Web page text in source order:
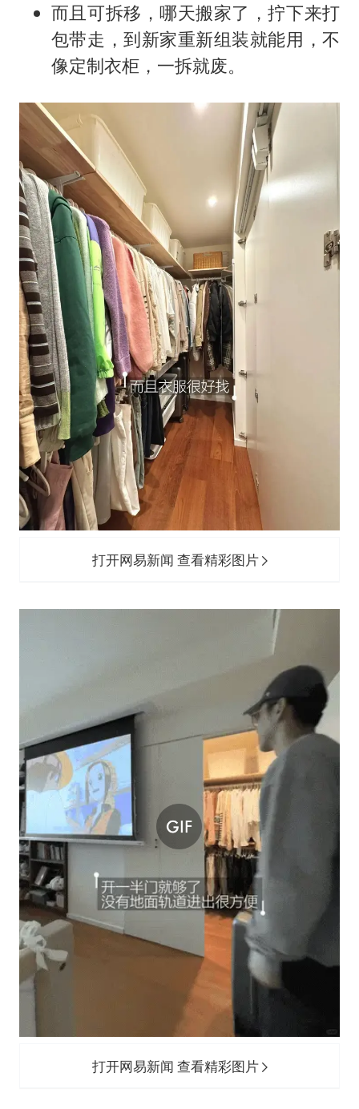
而且可拆移，哪天搬家了，拧下来打
包带走，到新家重新组装就能用，不
像定制衣柜，一拆就废。
打开网易新闻 查看精彩图片
打开网易新闻 查看精彩图片